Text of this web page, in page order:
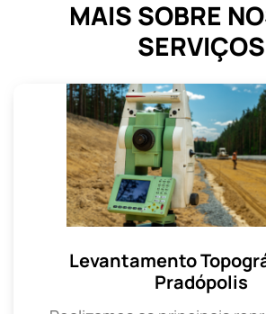
MAIS SOBRE
SERVIÇOS
Levantamento
Pradópolis